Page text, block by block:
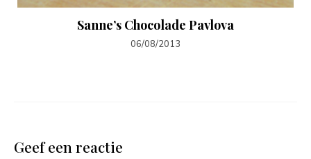
Sanne’s Chocolade Pavlova
06/08/2013
Geef een reactie